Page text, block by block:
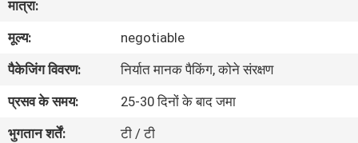
गुणवत्ता
नियंत्रण
साइटमैप
मात्रा:
मूल्य:
negotiable
पैकेजिंग विवरण:
निर्यात मानक पैकिंग, कोने संरक्षण
प्रसव के समय:
25-30 दिनों के बाद जमा
भुगतान शर्तें:
टी / टी